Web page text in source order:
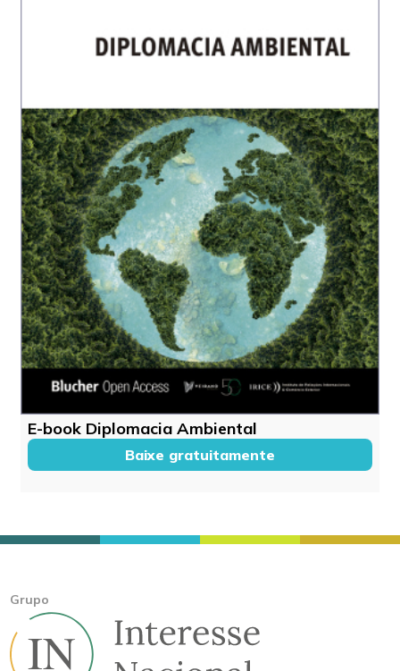
E-book Diplomacia Ambiental
Baixe gratuitamente
Grupo